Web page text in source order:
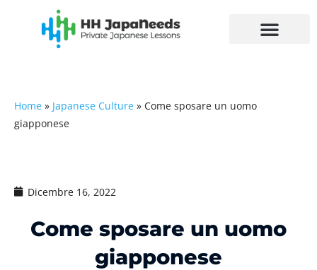
Home » Japanese Culture » Come sposare un uomo
giapponese
Dicembre 16, 2022
Come sposare un uomo
giapponese